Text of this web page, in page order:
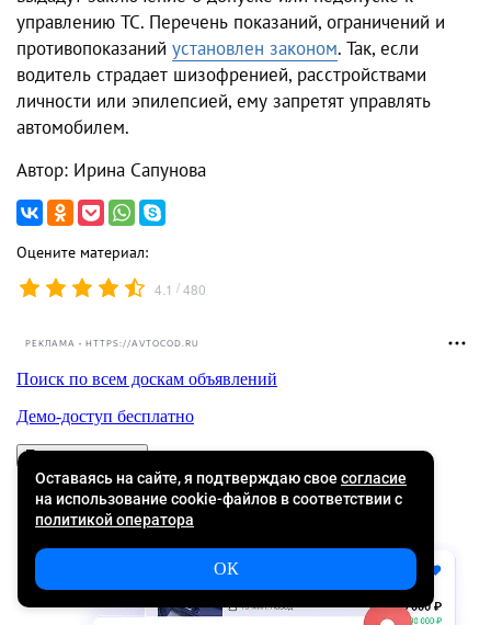
управлению ТС. Перечень показаний, ограничений и
противопоказаний установлен законом. Так, если
водитель страдает шизофренией, расстройствами
личности или эпилепсией, ему запретят управлять
автомобилем.
Автор: Ирина Сапунова
Оцените материал:
4.1 /480
РЕКЛАМА • HTTPS://AVTOCOD.RU